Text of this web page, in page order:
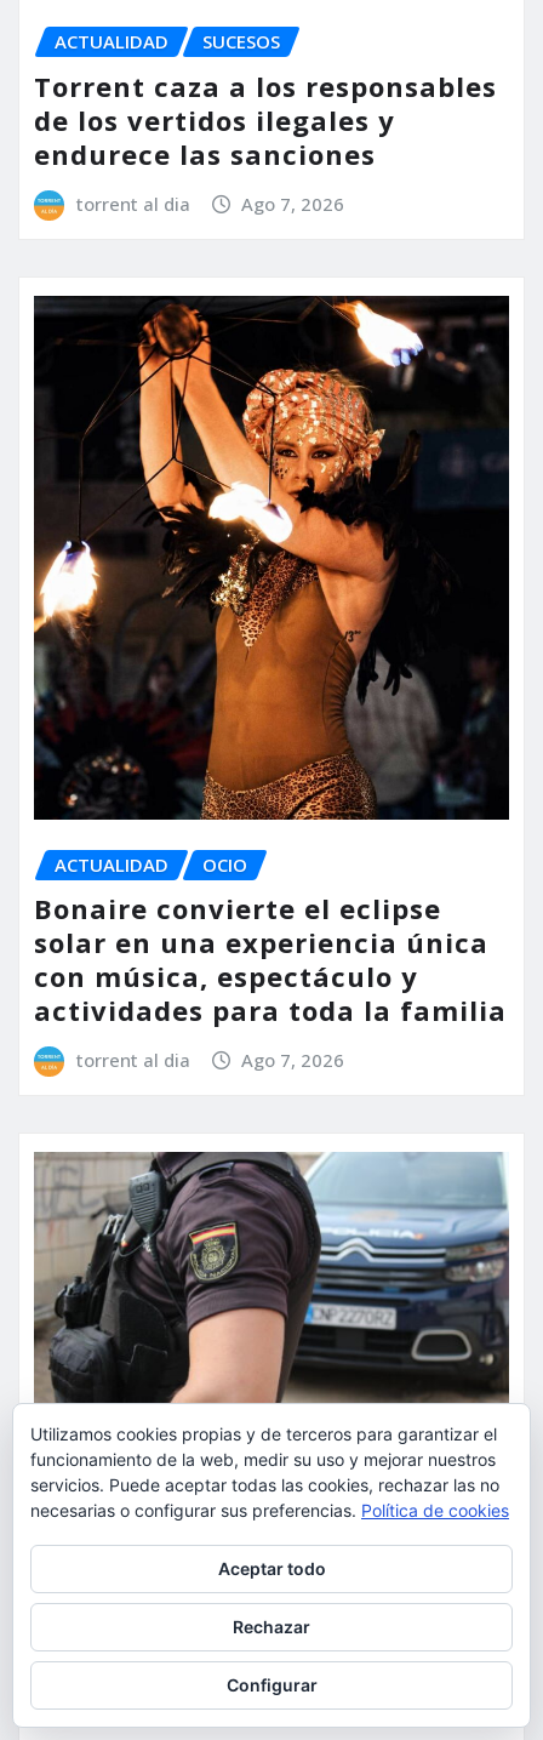
ACTUALIDAD SUCESOS
Torrent caza a los responsables
de los vertidos ilegales y
endurece las sanciones
torrent al dia Ago 7, 2026
ACTUALIDAD OCIO
Bonaire convierte el eclipse
solar en una experiencia única
con música, espectáculo y
actividades para toda la familia
torrent al dia Ago 7, 2026
SUCESOS
La Policía Nacional detiene a
dos varones por cometer tres
robos con violencia en una
misma mañana
torrent al dia Ago 7, 2026
Utilizamos cookies propias y de terceros para garantizar el
funcionamiento de la web, medir su uso y mejorar nuestros
servicios. Puede aceptar todas las cookies, rechazar las no
necesarias o configurar sus preferencias. Política de cookies
Aceptar todo
Rechazar
Configurar
Para obtener más información, incluido cómo gestionar las cookies,